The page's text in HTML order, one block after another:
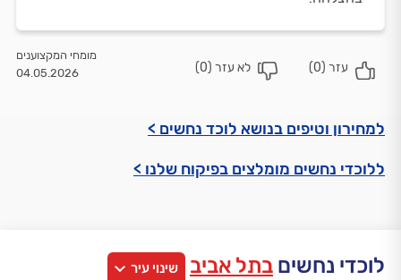
0
)
0
)
מומחי המקצוענים
04.05.2026
למחירון וטיפים בנושא לוכד נחשים >
ללוכדי נחשים מומלצים בפיקוח שלנו >
לוכדי נחשים בתל אביב שינוי עיר